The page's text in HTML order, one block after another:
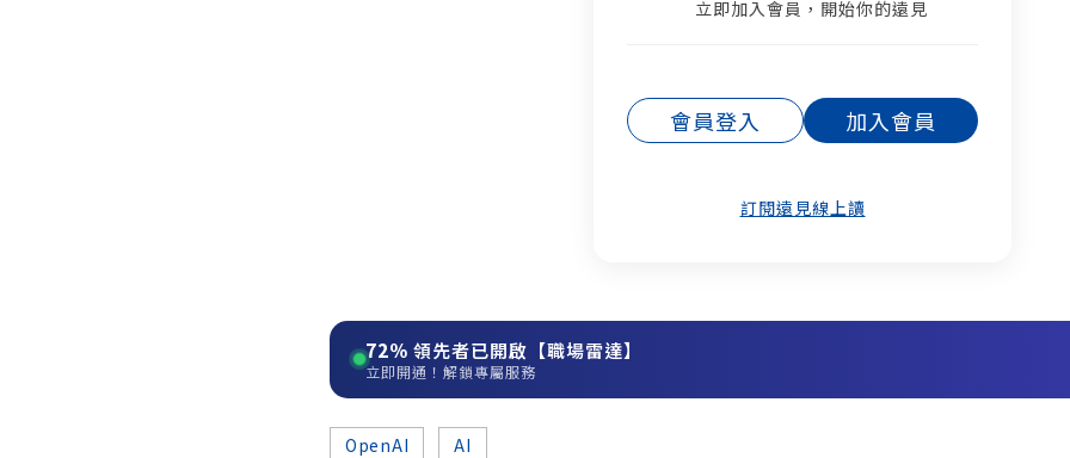
立即加入會員，開始你的遠見
會員登入 加入會員
訂閱遠見線上讀
72% 領先者已開啟【職場雷達】
立即開通！解鎖專屬服務
OpenAI AI